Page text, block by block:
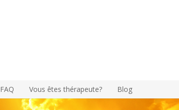
FAQ Vous êtes thérapeute? Blog